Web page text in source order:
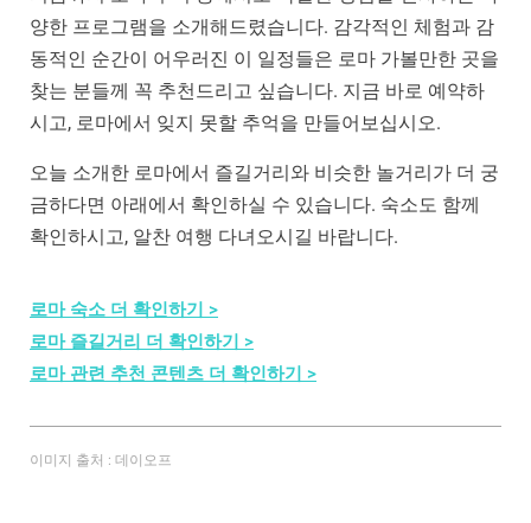
양한 프로그램을 소개해드렸습니다. 감각적인 체험과 감
동적인 순간이 어우러진 이 일정들은 로마 가볼만한 곳을
찾는 분들께 꼭 추천드리고 싶습니다. 지금 바로 예약하
시고, 로마에서 잊지 못할 추억을 만들어보십시오.
오늘 소개한 로마에서 즐길거리와 비슷한 놀거리가 더 궁
금하다면 아래에서 확인하실 수 있습니다. 숙소도 함께
확인하시고, 알찬 여행 다녀오시길 바랍니다.
로마 숙소 더 확인하기 >
로마 즐길거리 더 확인하기 >
로마 관련 추천 콘텐츠 더 확인하기 >
이미지 출처 : 데이오프